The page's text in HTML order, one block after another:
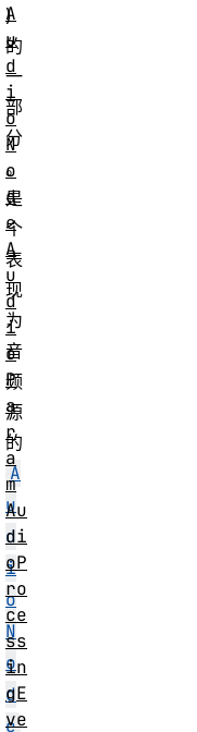
)
的
一
部
分
。
是
个
表
现
为
音
频
源
的
A
u
d
i
o
N
o
d
e
A
u
d
i
o
N
o
d
e
A
u
d
i
o
P
a
r
a
m
Au
di
oP
ro
ce
ss
in
gE
ve